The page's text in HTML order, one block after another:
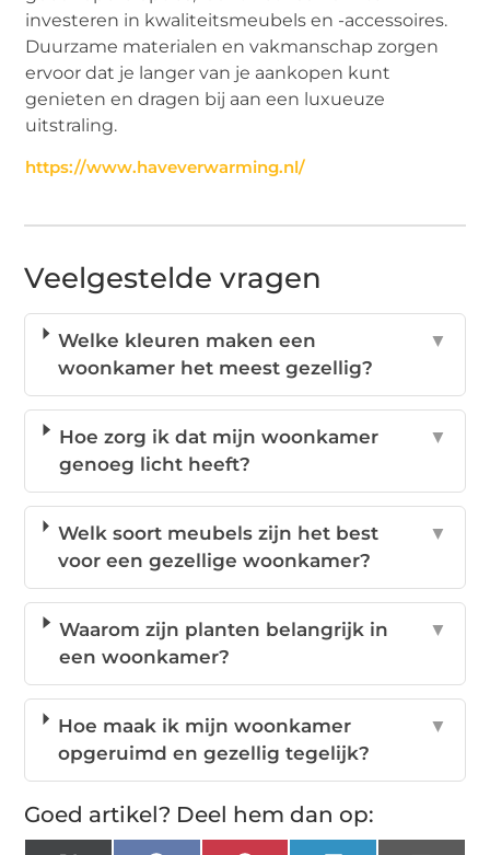
investeren in kwaliteitsmeubels en -accessoires.
Duurzame materialen en vakmanschap zorgen
ervoor dat je langer van je aankopen kunt
genieten en dragen bij aan een luxueuze
uitstraling.
https://www.haveverwarming.nl/
Veelgestelde vragen
Welke kleuren maken een
woonkamer het meest gezellig?
▼
Hoe zorg ik dat mijn woonkamer
genoeg licht heeft?
▼
Welk soort meubels zijn het best
voor een gezellige woonkamer?
▼
Waarom zijn planten belangrijk in
een woonkamer?
▼
Hoe maak ik mijn woonkamer
opgeruimd en gezellig tegelijk?
▼
Goed artikel? Deel hem dan op: